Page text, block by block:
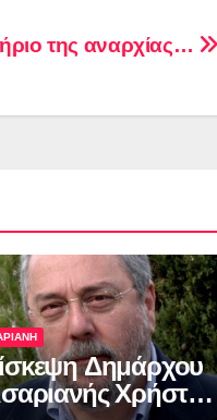
της αναρχίας…
Δημάρχου
Χρήστου